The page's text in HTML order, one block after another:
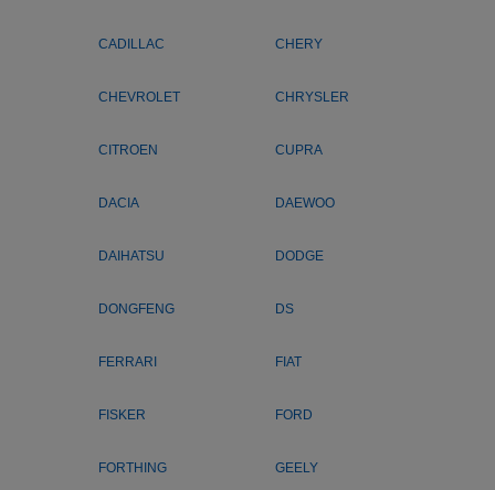
CADILLAC CHERY
CHEVROLET CHRYSLER
CITROEN CUPRA
DACIA DAEWOO
DAIHATSU DODGE
DONGFENG DS
FERRARI FIAT
FISKER FORD
FORTHING GEELY